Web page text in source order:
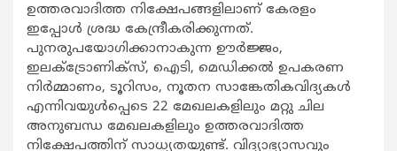
ഉത്തരവാദിത്ത നിക്ഷേപങ്ങളിലാണ് കേരളം
ഇപ്പോള്‍ ശ്രദ്ധ കേന്ദ്രീകരിക്കുന്നത്.
പുനരുപയോഗിക്കാനാകുന്ന ഊര്‍ജ്ജം,
ഇലക്ട്രോണിക്സ്, ഐടി, മെഡിക്കല്‍ ഉപകരണ
നിര്‍മ്മാണം, ടൂറിസം, നൂതന സാങ്കേതികവിദ്യകള്‍
എന്നിവയുള്‍പ്പെടെ 22 മേഖലകളിലും മറ്റു ചില
അനുബന്ധ മേഖലകളിലും ഉത്തരവാദിത്ത
നിക്ഷേപത്തിന് സാധ്യതയുണ്ട്. വിദ്യാഭ്യാസവും